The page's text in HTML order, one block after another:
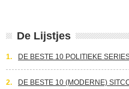
De Lijstjes
1. DE BESTE 10 POLITIEKE
2. DE BESTE 10 (MODERNE)